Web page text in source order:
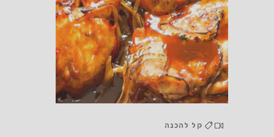
קל להכנה